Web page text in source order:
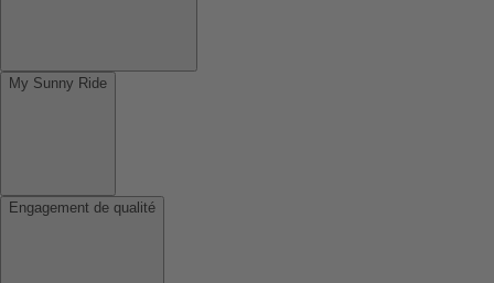
My Sunny Ride
Engagement de qualité